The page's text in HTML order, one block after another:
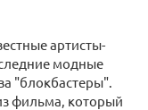
артисты-
модные
"блокбастеры".
фильма, который